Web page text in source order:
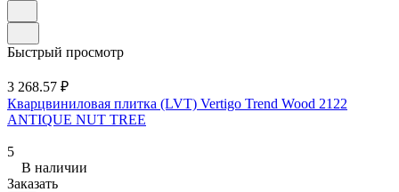
Быстрый просмотр
3 268.57 ₽
Кварцвиниловая плитка (LVT) Vertigo Trend Wood 2122
ANTIQUE NUT TREE
5
В наличии
Заказать